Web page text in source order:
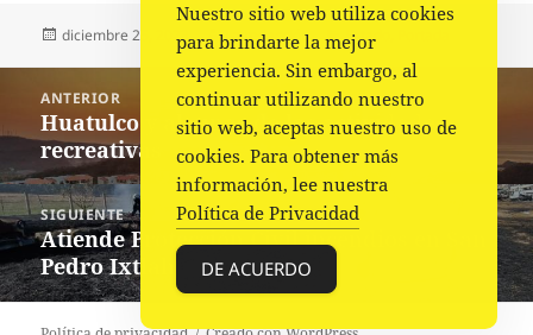
Publicado
diciembre 25, 2023 Autor
La redacción Categorías
Estado
entradas
ANTERIOR
Entrada
anterior:
Huatulco y algunas de las actividades
recreativas
SIGUIENTE
Siguiente
entrada:
Atiende Protección Civil incendios en San
Pedro Ixtlahuaca
Nuestro sitio web utiliza cookies
para brindarte la mejor
experiencia. Sin embargo, al
continuar utilizando nuestro
sitio web, aceptas nuestro uso de
cookies. Para obtener más
información, lee nuestra
Política de Privacidad
DE ACUERDO